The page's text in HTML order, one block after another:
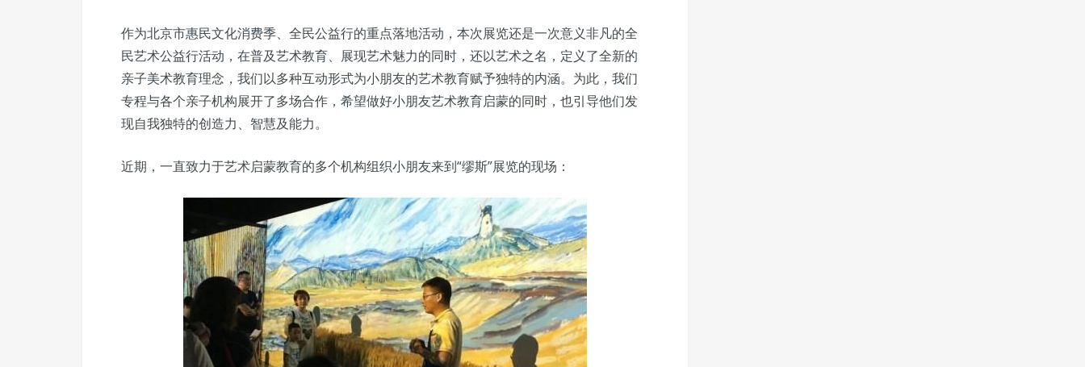
作为北京市惠民文化消费季、全民公益行的重点落地活动，本次展览还是一次意义非凡的全
民艺术公益行活动，在普及艺术教育、展现艺术魅力的同时，还以艺术之名，定义了全新的
亲子美术教育理念，我们以多种互动形式为小朋友的艺术教育赋予独特的内涵。为此，我们
专程与各个亲子机构展开了多场合作，希望做好小朋友艺术教育启蒙的同时，也引导他们发
现自我独特的创造力、智慧及能力。
近期，一直致力于艺术启蒙教育的多个机构组织小朋友来到“缪斯”展览的现场：